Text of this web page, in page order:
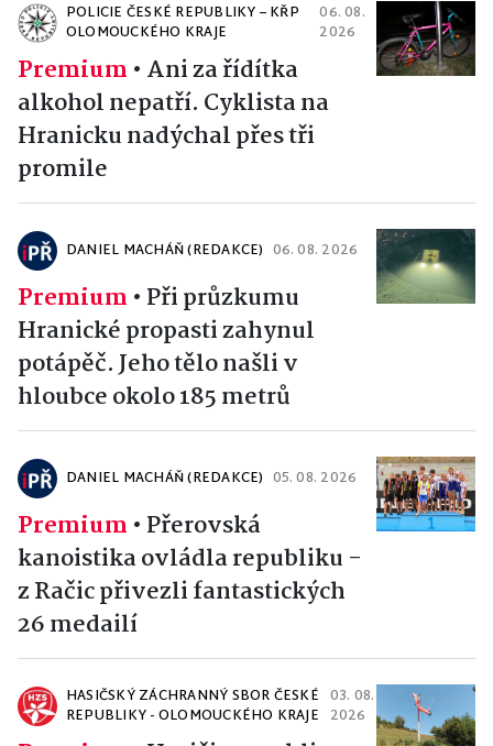
POLICIE ČESKÉ REPUBLIKY – KŘP
OLOMOUCKÉHO KRAJE
06. 08.
2026
Premium • Ani za řídítka
alkohol nepatří. Cyklista na
Hranicku nadýchal přes tři
promile
DANIEL MACHÁŇ (REDAKCE) 06. 08. 2026
Premium • Při průzkumu
Hranické propasti zahynul
potápěč. Jeho tělo našli v
hloubce okolo 185 metrů
DANIEL MACHÁŇ (REDAKCE) 05. 08. 2026
Premium • Přerovská
kanoistika ovládla republiku -
z Račic přivezli fantastických
26 medailí
HASIČSKÝ ZÁCHRANNÝ SBOR ČESKÉ
REPUBLIKY - OLOMOUCKÉHO KRAJE
03. 08.
2026